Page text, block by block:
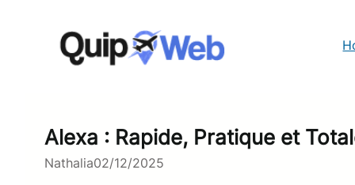
Alexa : Rapide, Pratique et
Nathalia02/12/2025